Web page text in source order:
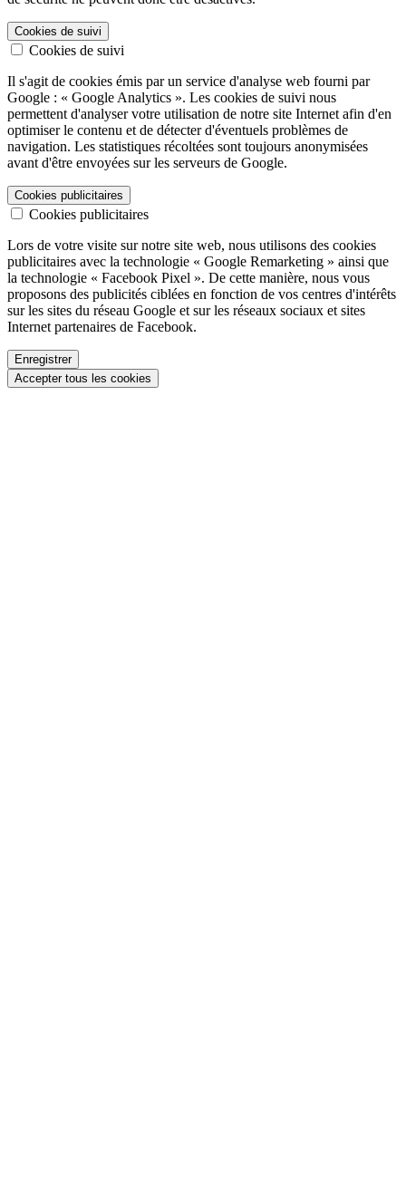
Cookies de suivi
Cookies de suivi
Il s'agit de cookies émis par un service d'analyse web fourni par
Google : « Google Analytics ». Les cookies de suivi nous
permettent d'analyser votre utilisation de notre site Internet afin d'en
optimiser le contenu et de détecter d'éventuels problèmes de
navigation. Les statistiques récoltées sont toujours anonymisées
avant d'être envoyées sur les serveurs de Google.
Cookies publicitaires
Cookies publicitaires
Lors de votre visite sur notre site web, nous utilisons des cookies
publicitaires avec la technologie « Google Remarketing » ainsi que
la technologie « Facebook Pixel ». De cette manière, nous vous
proposons des publicités ciblées en fonction de vos centres d'intérêts
sur les sites du réseau Google et sur les réseaux sociaux et sites
Internet partenaires de Facebook.
Enregistrer
Accepter tous les cookies